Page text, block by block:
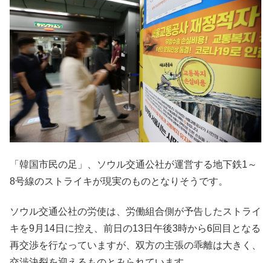
「韓国市民の足」、ソウル交通公社が運営する地下鉄1～
8号線のストライキが現実のものとなりそうです。
ソウル交通公社の労使は、労働組合側が予告したストライ
キを9月14日に控え、前日の13日午後3時から6回目となる
再交渉を行なっていますが、双方の主張の乖離は大きく、